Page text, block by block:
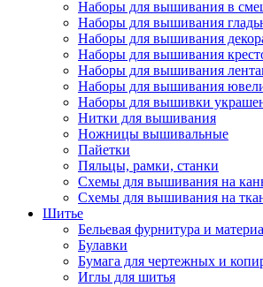
Наборы для вышивания в
Наборы для вышивания
Наборы для вышивания
Наборы для вышивания
Наборы для вышивания
Наборы для вышивания
Наборы для вышивки
Нитки для вышивания
Ножницы вышивальные
Пайетки
Пяльцы, рамки, станки
Схемы для вышивания на
Схемы для вышивания на
Шитье
Бельевая фурнитура и
Булавки
Бумага для чертежных и
Иглы для шитья